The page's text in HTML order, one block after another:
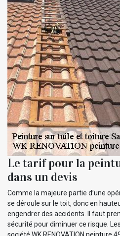
Le tarif pour la
dans un devis
Comme la majeure partie d’une
se déroule sur le toit, donc en
engendrer des accidents. Il faut
sécurité pour diminuer ce risque.